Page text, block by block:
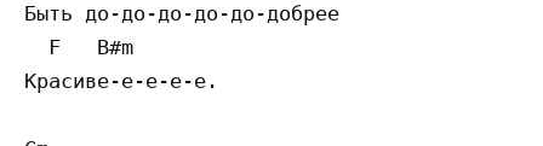
Быть до-до-до-до-до-добрее
  F   B#m
Красиве-е-е-е-е.